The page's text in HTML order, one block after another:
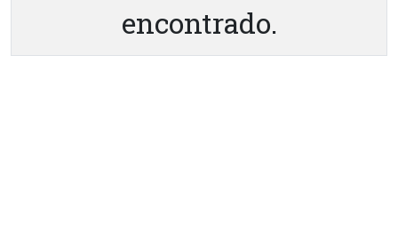
encontrado.